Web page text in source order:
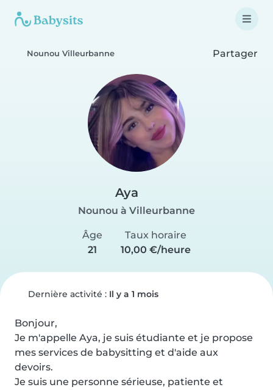
Nounou Villeurbanne Partager
Aya
Nounou à Villeurbanne
Âge
21
Taux horaire
10,00 €/heure
Dernière activité : Il y a 1 mois
Bonjour,
Je m'appelle Aya, je suis étudiante et je propose
mes services de babysitting et d'aide aux
devoirs.
Je suis une personne sérieuse, patiente et